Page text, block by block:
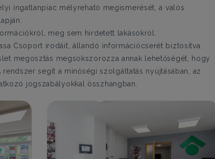
ingatlanpiac mélyreható megismerését, a valós
meg sem hirdetett lakásokról.
Csoport irodáit, állandó információcserét biztosítva.
megosztás megsokszorozza annak lehetőségét, hogy
segít a minőségi szolgáltatás nyújtásában, az
jogszabályokkal összhangban.